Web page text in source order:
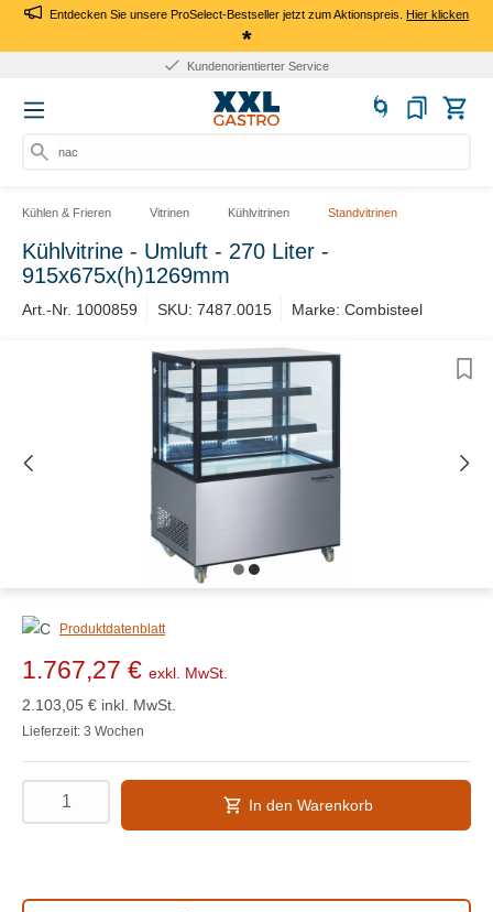
Entdecken Sie unsere ProSelect-Bestseller jetzt zum Aktionspreis.Hier klicken
*
Kundenorientierter Service
nach
Kühlen & Frieren Vitrinen Kühlvitrinen Standvitrinen
Kühlvitrine - Umluft - 270 Liter -
915x675x(h)1269mm
Art.-Nr. 1000859 SKU: 7487.0015 Marke: Combisteel
Produktdatenblatt
1.767,27 € exkl. MwSt.
2.103,05 € inkl. MwSt.
Lieferzeit: 3 Wochen
In den Warenkorb